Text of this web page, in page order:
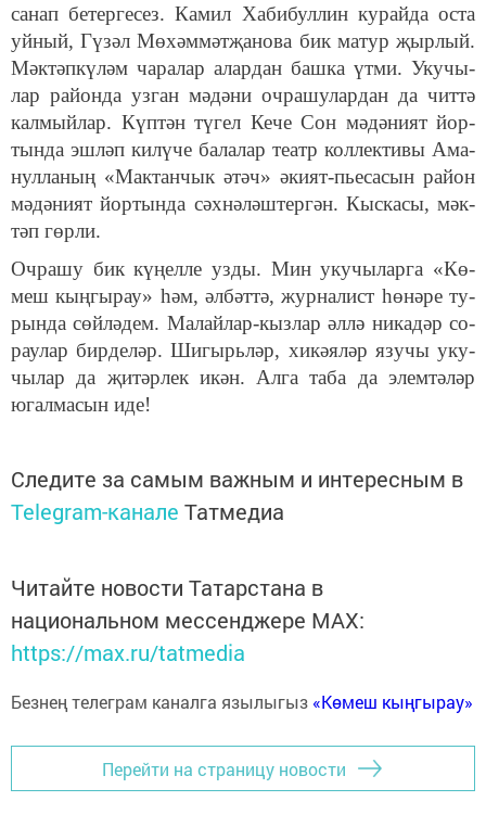
са­нап бе­тер­ге­сез. Ка­мил Хабибуллин ку­рай­да ос­та
уй­ный, Гү­зәл Мө­хәм­мәт­җа­но­ва бик ма­тур җыр­лый.
Мәк­тәп­кү­ләм ча­ра­лар алар­дан баш­ка үт­ми. Уку­чы­
лар ра­йон­да уз­ган мә­дә­ни оч­ра­шу­лар­дан да чит­тә
кал­мый­лар. Күп­тән тү­гел Ке­че Сон мә­дә­ни­ят йор­
тын­да эш­ләп ки­лү­че ба­ла­лар те­атр кол­лек­ти­вы Ама­
нул­ла­ның «Мак­тан­чык әтәч» әки­ят-пь­е­са­сын ра­йон
мә­дә­ни­ят йор­тын­да сәх­нә­ләш­тер­гән. Кыс­ка­сы, мәк­
тәп гөр­ли.
Оч­ра­шу бик кү­ңел­ле уз­ды. Мин уку­чы­лар­га «Кө­
меш кың­гы­рау» һәм, әл­бәт­тә, жур­на­лист һө­нә­ре ту­
рын­да сөй­лә­дем. Ма­лай­лар-кыз­лар әл­лә ни­ка­дәр со­
рау­лар бир­де­ләр. Ши­гырь­ләр, хи­кә­я­ләр язу­чы уку­
чы­лар да җи­тәр­лек икән. Ал­га та­ба да элем­тә­ләр
югал­ма­сын иде!
Следите за самым важным и интересным в
Telegram-канале Татмедиа
Читайте новости Татарстана в
национальном мессенджере MАХ:
https://max.ru/tatmedia
Безнең телеграм каналга язылыгыз «Көмеш кыңгырау»
Перейти на страницу новости